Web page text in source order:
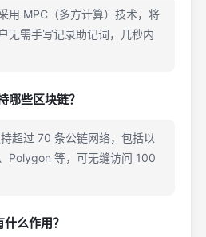
用 MPC（多方计算）技术，将
无需手写记录助记词，几秒内
哪些区块链？
超过 70 条公链网络，包括以
Polygon 等，可无缝访问 100
么作用？